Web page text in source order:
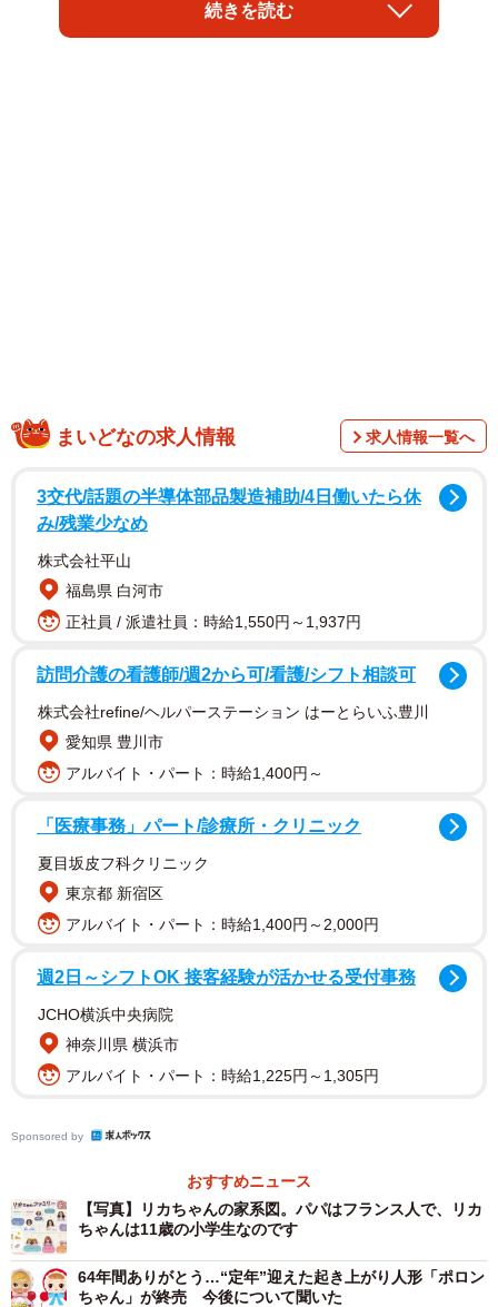
現在もサービスは続いており、固定電話や公衆電話が大幅
に減少した現在も人気が続いているそう。記者が久しぶり
とを教えてくれ、緊張して番号を押したことなどが一気に
思い出された。提供する
ん担当者に話を聞いた。
2/3
ラウンドワンに行ったことを教えてくれたリカちゃん 写真は「にぎや
かイルミクレーンみんなでいこうよラウンドワン」© ＴＯＭＹ
続きを読む
まいどなの求人情報 求人情報一覧へ
3交代/話題の半導体部品製造補助/4日働いたら休
み/残業少なめ
株式会社平山
福島県 白河市
正社員 / 派遣社員：時給1,550円～1,937円
訪問介護の看護師/週2から可/看護/シフト相談可
株式会社refine/ヘルパーステーション はーとらいふ豊川
愛知県 豊川市
アルバイト・パート：時給1,400円～
「医療事務」パート/診療所・クリニック
夏目坂皮フ科クリニック
東京都 新宿区
アルバイト・パート：時給1,400円～2,000円
週2日～シフトOK 接客経験が活かせる受付事務
JCHO横浜中央病院
神奈川県 横浜市
アルバイト・パート：時給1,225円～1,305円
Sponsored by
おすすめニュース
【写真】リカちゃんの家系図。パパはフランス人で、リカ
ちゃんは11歳の小学生なのです
64年間ありがとう…“定年”迎えた起き上がり人形「ポロン
ちゃん」が終売 今後について聞いた